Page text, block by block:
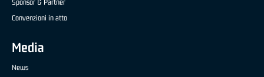
Sponsor & Partner
Convenzioni in atto
Media
News